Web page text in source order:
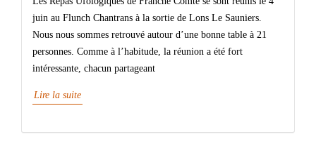
juin au Flunch Chantrans à la sortie de Lons Le Sauniers.
Nous nous sommes retrouvé autour d’une bonne table à 21
personnes. Comme à l’habitude, la réunion a été fort
intéressante, chacun partageant
Lire la suite